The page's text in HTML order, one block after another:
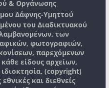
& Οργάνωσης
Δάφνης-Υμηττού
του Διαδικτυακού
των
φωτογραφιών,
παρεχόμενων
είδους αρχείων,
(copyright)
και διεθνείς